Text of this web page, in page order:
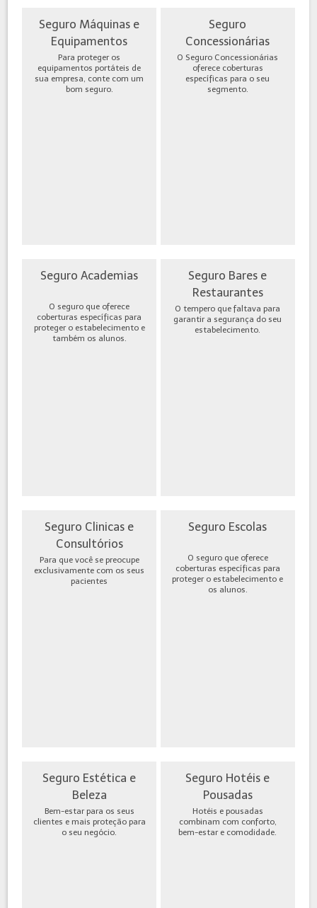
Seguro Máquinas e
Equipamentos
Para proteger os
equipamentos portáteis de
sua empresa, conte com um
bom seguro.
Seguro
Concessionárias
O Seguro Concessionárias
oferece coberturas
específicas para o seu
segmento.
Seguro Academias
O seguro que oferece
coberturas específicas para
proteger o estabelecimento e
também os alunos.
Seguro Bares e
Restaurantes
O tempero que faltava para
garantir a segurança do seu
estabelecimento.
Seguro Clinicas e
Consultórios
Para que você se preocupe
exclusivamente com os seus
pacientes
Seguro Escolas
O seguro que oferece
coberturas específicas para
proteger o estabelecimento e
os alunos.
Seguro Estética e
Beleza
Bem-estar para os seus
clientes e mais proteção para
o seu negócio.
Seguro Hotéis e
Pousadas
Hotéis e pousadas
combinam com conforto,
bem-estar e comodidade.